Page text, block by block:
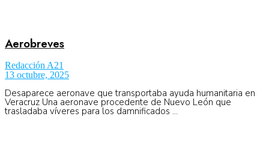
Aerobreves
Redacción A21
13 octubre, 2025
Desaparece aeronave que transportaba ayuda humanitaria en
Veracruz Una aeronave procedente de Nuevo León que
trasladaba víveres para los damnificados ...